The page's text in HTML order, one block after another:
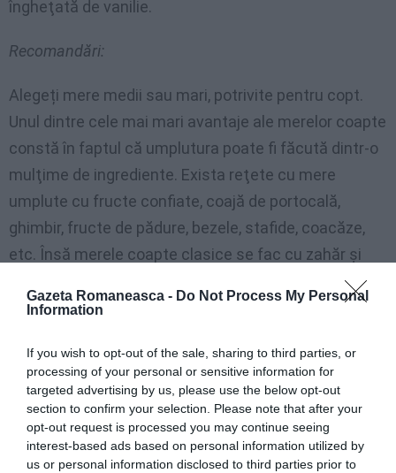
Gazeta Romaneasca - Do Not Process My Personal
Information
If you wish to opt-out of the sale, sharing to third parties, or
processing of your personal or sensitive information for
targeted advertising by us, please use the below opt-out
section to confirm your selection. Please note that after your
opt-out request is processed you may continue seeing
interest-based ads based on personal information utilized by
us or personal information disclosed to third parties prior to
îngheţată de vanilie.
Recomandări:
Alegeți mere medii sau mari, potrivite pentru copt.
Unul dintre cele mai mari avantaje ale merelor coapte
constă în faptul că umplutura poate fi făcută dintr-o
mulţime de ingrediente. Exista reţete cu mere
umplute cu fructe confiate, coajă de portocală,
ghimbir, fructe de pădure, bezele, stafide, coacăze,
etc. Însă merele coapte clasice se fac cu zahăr şi
nucă, la care se poate adăuga puţin unt. În loc de
zahăr se foloseşte adesea miere. Pentru că merele
a preveni rostogolirea acestora, puteţi să le aşezați
în tăviţe pentru brioşe sau cupcake-uri. În acest fel,
merele stau fixate, la depărtare unele de altele.